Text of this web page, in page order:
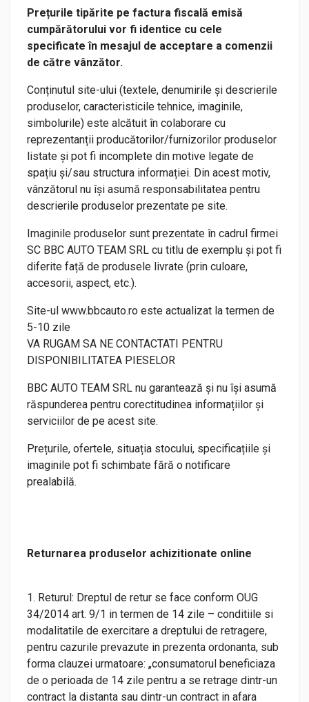
Prețurile tipărite pe factura fiscală emisă
cumpărătorului vor fi identice cu cele
specificate în mesajul de acceptare a comenzii
de către vânzător.
Conținutul site-ului (textele, denumirile și descrierile
produselor, caracteristicile tehnice, imaginile,
simbolurile) este alcătuit în colaborare cu
reprezentanții producătorilor/furnizorilor produselor
listate și pot fi incomplete din motive legate de
spațiu și/sau structura informației. Din acest motiv,
vânzătorul nu își asumă responsabilitatea pentru
descrierile produselor prezentate pe site.
Imaginile produselor sunt prezentate în cadrul firmei
SC BBC AUTO TEAM SRL cu titlu de exemplu și pot fi
diferite față de produsele livrate (prin culoare,
accesorii, aspect, etc.).
Site-ul www.bbcauto.ro este actualizat la termen de
5-10 zile
VA RUGAM SA NE CONTACTATI PENTRU
DISPONIBILITATEA PIESELOR
BBC AUTO TEAM SRL nu garantează și nu își asumă
răspunderea pentru corectitudinea informațiilor și
serviciilor de pe acest site.
Prețurile, ofertele, situația stocului, specificațiile și
imaginile pot fi schimbate fără o notificare
prealabilă.
Returnarea produselor achizitionate online
1. Returul: Dreptul de retur se face conform OUG
34/2014 art. 9/1 in termen de 14 zile – conditiile si
modalitatile de exercitare a dreptului de retragere,
pentru cazurile prevazute in prezenta ordonanta, sub
forma clauzei urmatoare: „consumatorul beneficiaza
de o perioada de 14 zile pentru a se retrage dintr-un
contract la distanta sau dintr-un contract in afara